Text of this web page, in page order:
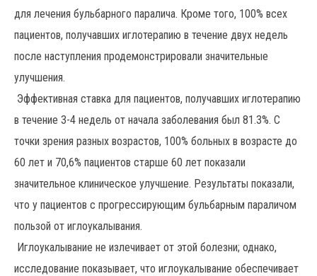
для лечения бульбарного паралича. Кроме того, 100% всех
пациентов, получавших иглотерапию в течение двух недель
после наступления продемонстрировали значительные
улучшения.
Эффективная ставка для пациентов, получавших иглотерапию
в течение 3-4 недель от начала заболевания был 81.3%. С
точки зрения разных возрастов, 100% больных в возрасте до
60 лет и 70,6% пациентов старше 60 лет показали
значительное клиническое улучшение. Результаты показали,
что у пациентов с прогрессирующим бульбарным параличом
пользой от иглоукалывания.
Иглоукалывание не излечивает от этой болезни; однако,
исследование показывает, что иглоукалывание обеспечивает